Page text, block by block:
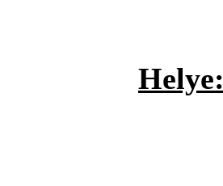
Helye: